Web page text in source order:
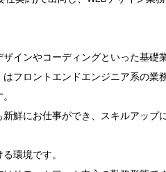
インやコーディングといった基礎
フロントエンドエンジニア系の業
鮮にお仕事ができ、スキルアップ
環境です。